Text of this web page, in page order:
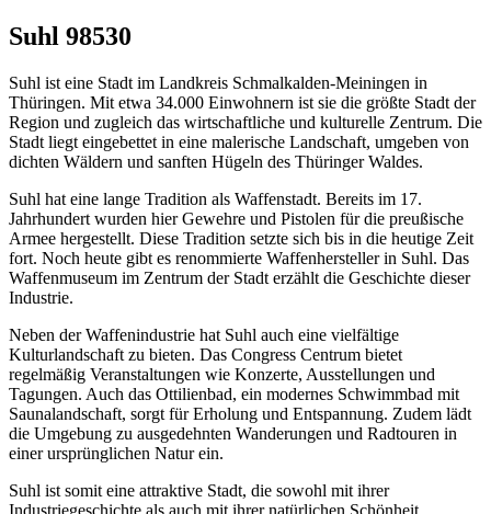
Suhl 98530
Suhl ist eine Stadt im Landkreis Schmalkalden-Meiningen in
Thüringen. Mit etwa 34.000 Einwohnern ist sie die größte Stadt der
Region und zugleich das wirtschaftliche und kulturelle Zentrum. Die
Stadt liegt eingebettet in eine malerische Landschaft, umgeben von
dichten Wäldern und sanften Hügeln des Thüringer Waldes.
Suhl hat eine lange Tradition als Waffenstadt. Bereits im 17.
Jahrhundert wurden hier Gewehre und Pistolen für die preußische
Armee hergestellt. Diese Tradition setzte sich bis in die heutige Zeit
fort. Noch heute gibt es renommierte Waffenhersteller in Suhl. Das
Waffenmuseum im Zentrum der Stadt erzählt die Geschichte dieser
Industrie.
Neben der Waffenindustrie hat Suhl auch eine vielfältige
Kulturlandschaft zu bieten. Das Congress Centrum bietet
regelmäßig Veranstaltungen wie Konzerte, Ausstellungen und
Tagungen. Auch das Ottilienbad, ein modernes Schwimmbad mit
Saunalandschaft, sorgt für Erholung und Entspannung. Zudem lädt
die Umgebung zu ausgedehnten Wanderungen und Radtouren in
einer ursprünglichen Natur ein.
Suhl ist somit eine attraktive Stadt, die sowohl mit ihrer
Industriegeschichte als auch mit ihrer natürlichen Schönheit